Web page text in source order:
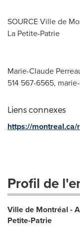
SOURCE Ville de
La Petite-Patrie
Marie-Claude
514 567-6565,
Liens connexes
https://
Profil de
Ville de Montréal -
Petite-Patrie